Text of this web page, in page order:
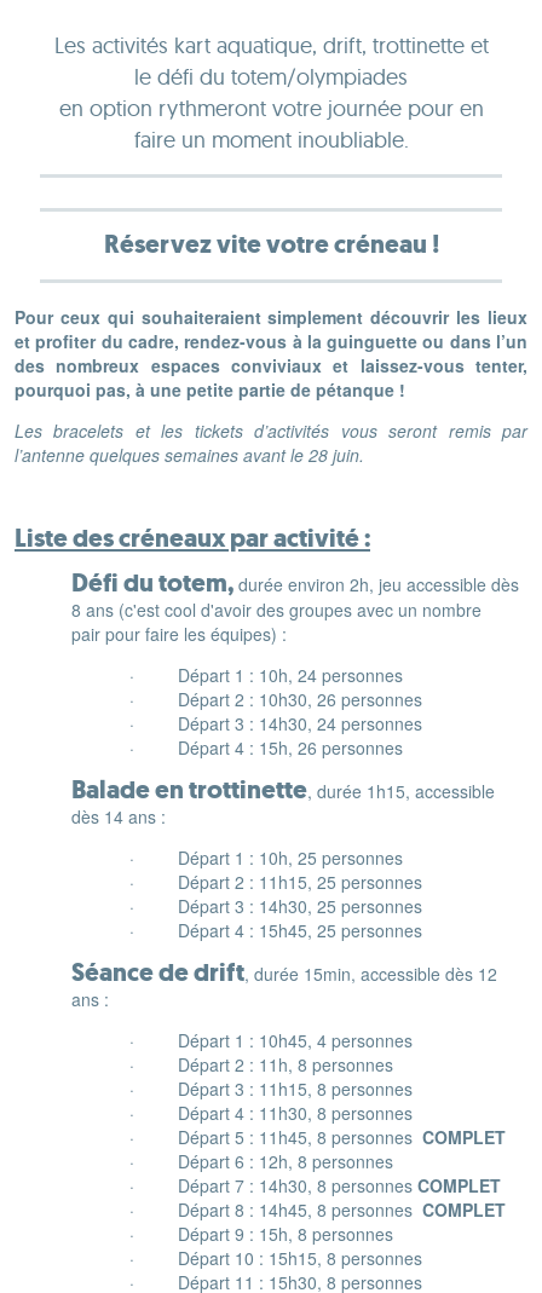
Les activités kart aquatique, drift, trottinette et
le défi du totem/olympiades
en option rythmeront votre journée pour en
faire un moment inoubliable.
Réservez vite votre créneau !
Pour ceux qui souhaiteraient simplement découvrir les lieux
et profiter du cadre, rendez-vous à la guinguette ou dans l’un
des nombreux espaces conviviaux et laissez-vous tenter,
pourquoi pas, à une petite partie de pétanque !
Les bracelets et les tickets d’activités vous seront remis par
l’antenne quelques semaines avant le 28 juin.
Liste des créneaux par activité :
Défi du totem, durée environ 2h, jeu accessible dès
8 ans (c'est cool d'avoir des groupes avec un nombre
pair pour faire les équipes) :
· Départ 1 : 10h, 24 personnes
· Départ 2 : 10h30, 26 personnes
· Départ 3 : 14h30, 24 personnes
· Départ 4 : 15h, 26 personnes
Balade en trottinette, durée 1h15, accessible
dès 14 ans :
· Départ 1 : 10h, 25 personnes
· Départ 2 : 11h15, 25 personnes
· Départ 3 : 14h30, 25 personnes
· Départ 4 : 15h45, 25 personnes
Séance de drift, durée 15min, accessible dès 12
ans :
· Départ 1 : 10h45, 4 personnes
· Départ 2 : 11h, 8 personnes
· Départ 3 : 11h15, 8 personnes
· Départ 4 : 11h30, 8 personnes
· Départ 5 : 11h45, 8 personnesCOMPLET
· Départ 6 : 12h, 8 personnes
· Départ 7 : 14h30, 8 personnesCOMPLET
· Départ 8 : 14h45, 8 personnesCOMPLET
· Départ 9 : 15h, 8 personnes
· Départ 10 : 15h15, 8 personnes
· Départ 11 : 15h30, 8 personnes